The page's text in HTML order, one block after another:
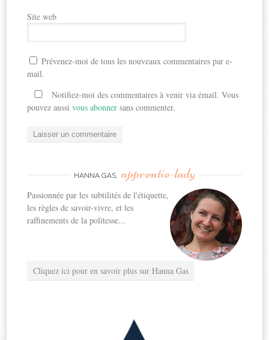
Site web
Prévenez-moi de tous les nouveaux commentaires par e-
mail.
Notifiez-moi des commentaires à venir via émail. Vous
pouvez aussivous abonner sans commenter.
HANNA GAS, apprentie-lady
Passionnée par les subtilités de l'étiquette,
les règles de savoir-vivre, et les
raffinements de la politesse...
Cliquez ici pour en savoir plus sur Hanna Gas